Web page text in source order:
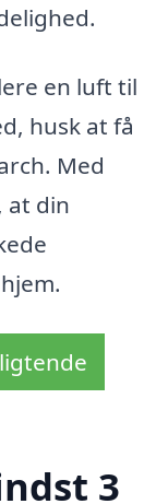
en luft til
husk at få
Med
at din
3